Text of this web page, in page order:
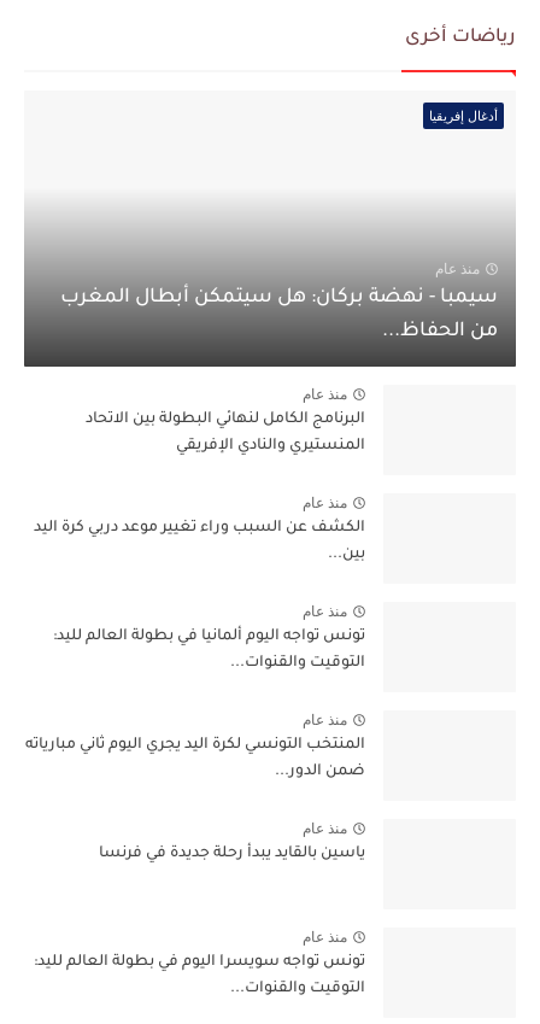
رياضات أخرى
أدغال إفريقيا
منذ عام
سيمبا - نهضة بركان: هل سيتمكن أبطال المغرب
من الحفاظ...
منذ عام
البرنامج الكامل لنهائي البطولة بين الاتحاد
المنستيري والنادي الإفريقي
منذ عام
الكشف عن السبب وراء تغيير موعد دربي كرة اليد
بين...
منذ عام
تونس تواجه اليوم ألمانيا في بطولة العالم لليد:
التوقيت والقنوات...
منذ عام
المنتخب التونسي لكرة اليد يجري اليوم ثاني مبارياته
ضمن الدور...
منذ عام
ياسين بالقايد يبدأ رحلة جديدة في فرنسا
منذ عام
تونس تواجه سويسرا اليوم في بطولة العالم لليد:
التوقيت والقنوات...